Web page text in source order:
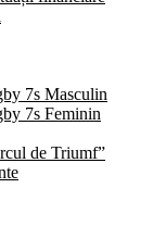
7s Masculin
7s Feminin
de Triumf”